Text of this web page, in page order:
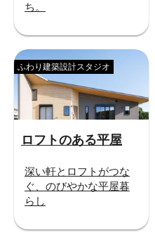
ち。
ロフトのある平屋
ふわり建築設計スタジオ
深い軒とロフトがつな
ぐ、のびやかな平屋暮
らし